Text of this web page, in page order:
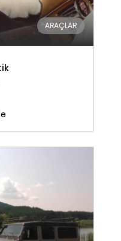
ARAÇLAR